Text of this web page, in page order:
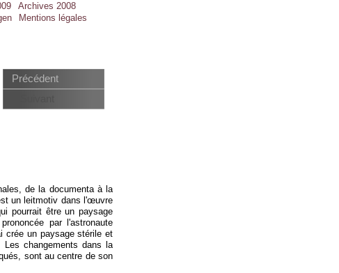
Précédent
de la documenta à la
un leitmotiv dans l'œuvre
pourrait être un paysage
par l'astronaute
crée un paysage stérile et
Les changements dans la
sont au centre de son
Archives 2008
Mentions légales